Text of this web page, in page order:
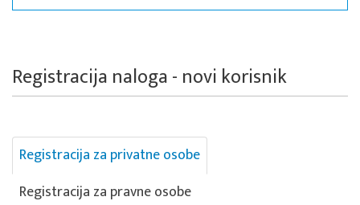
Registracija naloga - novi korisnik
Registracija za privatne osobe
Registracija za pravne osobe